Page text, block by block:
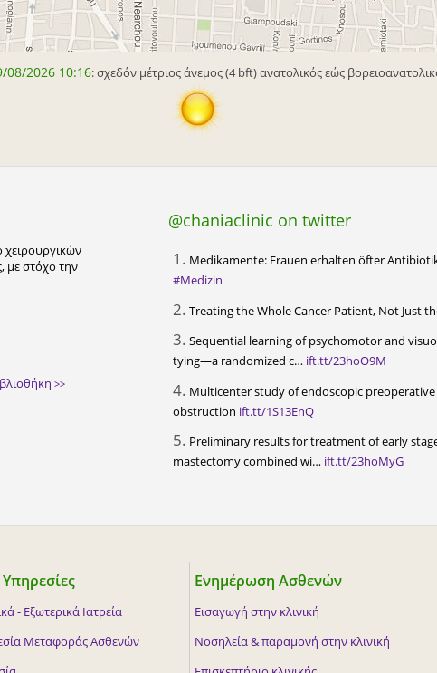
08/2026 10:16: σχεδόν μέτριος άνεμος (4 bft) ανατολικός εώς
χειρουργικών
με στόχο την
>>
@chaniaclinic on twitter
1. Medikamente: Frauen erhalten öfter
#Medizin
2. Treating the Whole Cancer Patient, Not Just
3. Sequential learning of psychomotor and
tying—a randomized c… ift.tt/23hoO9M
4. Multicenter study of endoscopic
obstruction ift.tt/1S13EnQ
5. Preliminary results for treatment of early
mastectomy combined wi… ift.tt/23hoMyG
- Εξωτερικά Ιατρεία
Μεταφοράς Ασθενών
Ενημέρωση Ασθενών
Εισαγωγή στην κλινική
Νοσηλεία & παραμονή στην κλινική